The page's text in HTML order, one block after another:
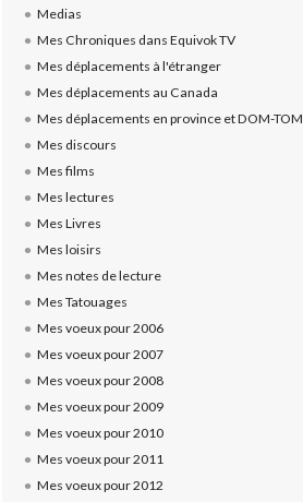
Medias
Mes Chroniques dans Equivok TV
Mes déplacements à l'étranger
Mes déplacements au Canada
Mes déplacements en province et DOM-TOM
Mes discours
Mes films
Mes lectures
Mes Livres
Mes loisirs
Mes notes de lecture
Mes Tatouages
Mes voeux pour 2006
Mes voeux pour 2007
Mes voeux pour 2008
Mes voeux pour 2009
Mes voeux pour 2010
Mes voeux pour 2011
Mes voeux pour 2012